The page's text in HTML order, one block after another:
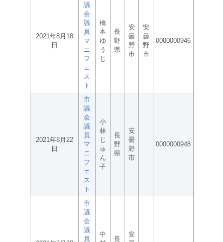
2021年8月18
日
議
会
議
員
マ
ニ
フ
ェ
ス
ト
橋
本
ゆ
う
じ
長
野
県
安
曇
野
市
安
曇
野
市
0000000946
2021年8月22
日
市
議
会
議
員
マ
ニ
フ
ェ
ス
ト
小
林
じ
ゅ
ん
子
長
野
県
安
曇
野
市
0000000948
市
議
会
議
員
中
長
安